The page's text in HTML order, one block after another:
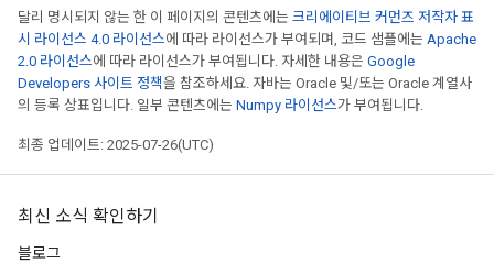
달리 명시되지 않는 한 이 페이지의 콘텐츠에는 크리에이티브 커먼즈 저작자 표
시 라이선스 4.0 라이선스에 따라 라이선스가 부여되며, 코드 샘플에는 Apache
2.0 라이선스에 따라 라이선스가 부여됩니다. 자세한 내용은 Google
Developers 사이트 정책을 참조하세요. 자바는 Oracle 및/또는 Oracle 계열사
의 등록 상표입니다. 일부 콘텐츠에는 Numpy 라이선스가 부여됩니다.
최종 업데이트: 2025-07-26(UTC)
최신 소식 확인하기
블로그